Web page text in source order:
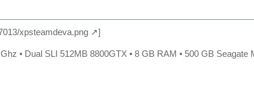
xpsteamdeva.png ]
• Dual SLI 512MB 8800GTX • 8 GB RAM • 500 GB Seagate